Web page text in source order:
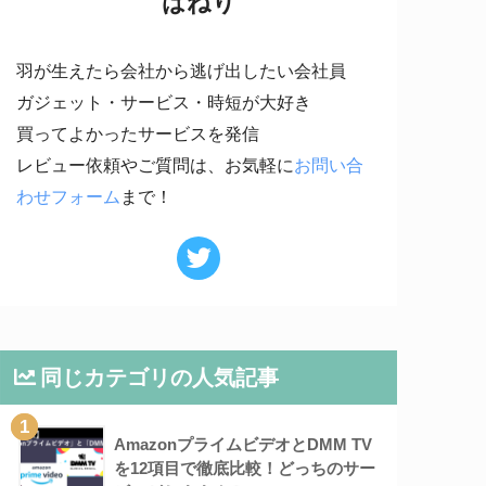
羽が生えたら会社から逃げ出したい会社員
ガジェット・サービス・時短が大好き
買ってよかったサービスを発信
レビュー依頼やご質問は、お気軽にお問い合
わせフォーム まで！
同じカテゴリの人気記事
1
AmazonプライムビデオとDMM TV
を12項目で徹底比較！どっちのサー